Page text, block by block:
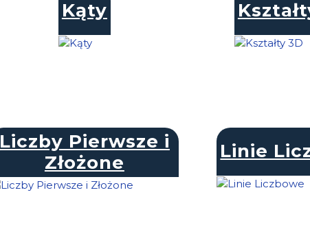
Kąty
Liczby Pierwsze i
Złożone
Linie